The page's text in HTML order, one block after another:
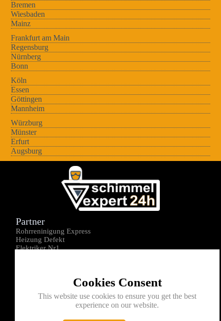
Bremen
Wiesbaden
Mainz
Frankfurt am Main
Regensburg
Nürnberg
Bonn
Köln
Essen
Göttingen
Mannheim
Würzburg
Münster
Erfurt
Augsburg
Cookies Consent
This website use cookies to ensure you get the best
experience on our website.
Partner
Rohrreninigung Express
Heizung Defekt
Elektriker Nr1
Kontakt